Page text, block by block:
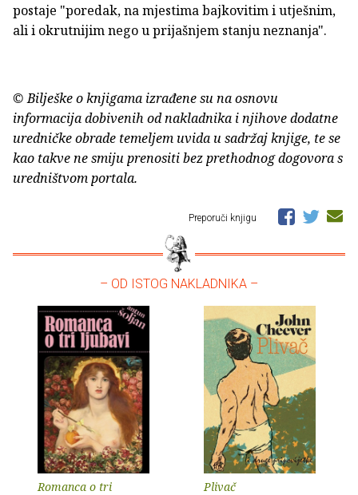
postaje "poredak, na mjestima bajkovitim i utješnim,
ali i okrutnijim nego u prijašnjem stanju neznanja".
© Bilješke o knjigama izrađene su na osnovu
informacija dobivenih od nakladnika i njihove dodatne
uredničke obrade temeljem uvida u sadržaj knjige, te se
kao takve ne smiju prenositi bez prethodnog dogovora s
uredništvom portala.
Preporuči knjigu
– OD ISTOG NAKLADNIKA –
Romanca o tri
Plivač